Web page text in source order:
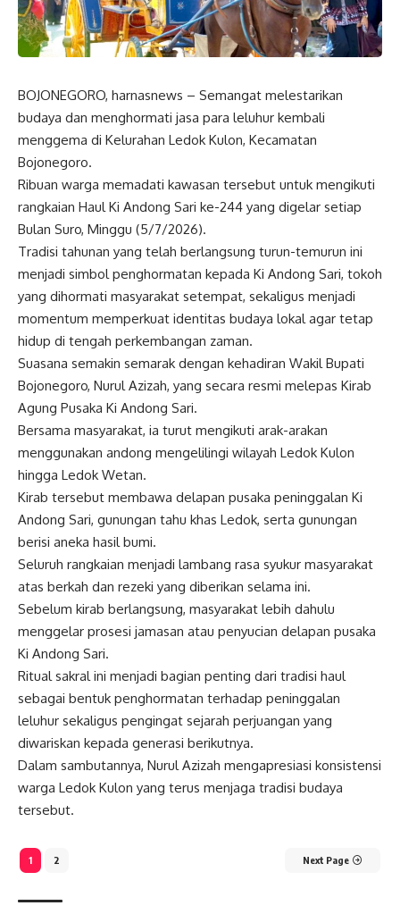
BOJONEGORO, harnasnews – Semangat melestarikan
budaya dan menghormati jasa para leluhur kembali
menggema di Kelurahan Ledok Kulon, Kecamatan
Bojonegoro.
Ribuan warga memadati kawasan tersebut untuk mengikuti
rangkaian Haul Ki Andong Sari ke-244 yang digelar setiap
Bulan Suro, Minggu (5/7/2026).
Tradisi tahunan yang telah berlangsung turun-temurun ini
menjadi simbol penghormatan kepada Ki Andong Sari, tokoh
yang dihormati masyarakat setempat, sekaligus menjadi
momentum memperkuat identitas budaya lokal agar tetap
hidup di tengah perkembangan zaman.
Suasana semakin semarak dengan kehadiran Wakil Bupati
Bojonegoro, Nurul Azizah, yang secara resmi melepas Kirab
Agung Pusaka Ki Andong Sari.
Bersama masyarakat, ia turut mengikuti arak-arakan
menggunakan andong mengelilingi wilayah Ledok Kulon
hingga Ledok Wetan.
Kirab tersebut membawa delapan pusaka peninggalan Ki
Andong Sari, gunungan tahu khas Ledok, serta gunungan
berisi aneka hasil bumi.
Seluruh rangkaian menjadi lambang rasa syukur masyarakat
atas berkah dan rezeki yang diberikan selama ini.
Sebelum kirab berlangsung, masyarakat lebih dahulu
menggelar prosesi jamasan atau penyucian delapan pusaka
Ki Andong Sari.
Ritual sakral ini menjadi bagian penting dari tradisi haul
sebagai bentuk penghormatan terhadap peninggalan
leluhur sekaligus pengingat sejarah perjuangan yang
diwariskan kepada generasi berikutnya.
Dalam sambutannya, Nurul Azizah mengapresiasi konsistensi
warga Ledok Kulon yang terus menjaga tradisi budaya
tersebut.
1 2 Next Page